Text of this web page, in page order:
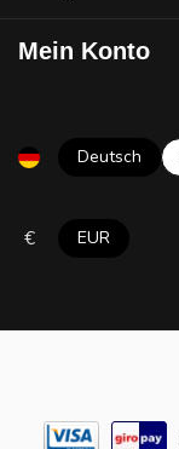
Mein Konto
Deutsch
€ EUR